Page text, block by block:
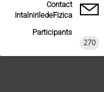
Contact
IntalniriledeFizica
Participants
270